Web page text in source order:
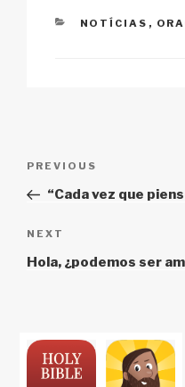
CATEGORIES
NOTÍCIAS ,
Previous
Post
PREVIOUS
“Cada vez que
Next
Post
NEXT
Hola, ¿podemos ser